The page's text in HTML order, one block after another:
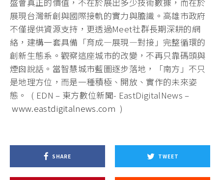
展現台灣新創與國際接軌的實力與膽識。高雄市政府
不僅提供資源支持，更透過Meet社群長期深耕的網
絡，建構一套具備「育成—展現—對接」完整循環的
創新生態系。觀察這座城市的改變，不再只靠碼頭與
煙囪說話。當智慧城市藍圖逐步落地，「南方」不只
是地理方位，而是一種積極、開放、實作的未來姿
態。 ( EDN – 東方數位新聞- EastDigitalNews –
www.eastdigitalnews.com )
SHARE TWEET